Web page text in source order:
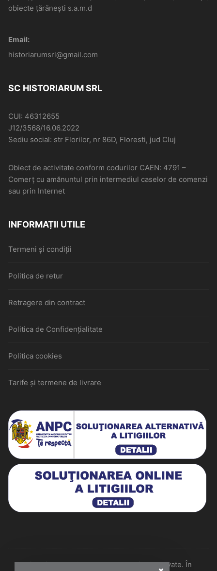
obiecte țărănești s.a.m.d
Email:
historiarumsrl@gmail.com
SC HISTORIARUM SRL
CUI: 46312655
J12/3568/16.06.2022
Sediu social: str Florilor, nr 86D, Floresti, jud Cluj
Obiect de activitate conform codurilor CAEN: 4791 –
Comerţ cu amănuntul prin intermediul caselor de comenzi
sau prin Internet
INFORMAȚII UTILE
Termeni și condiții
Politica de retur
Retragere din contract
Politica de Confidențialitate
Politica cookies
Tarife și termene de livrare
Historiarum 2026 - Toate drepturile rezervate. În